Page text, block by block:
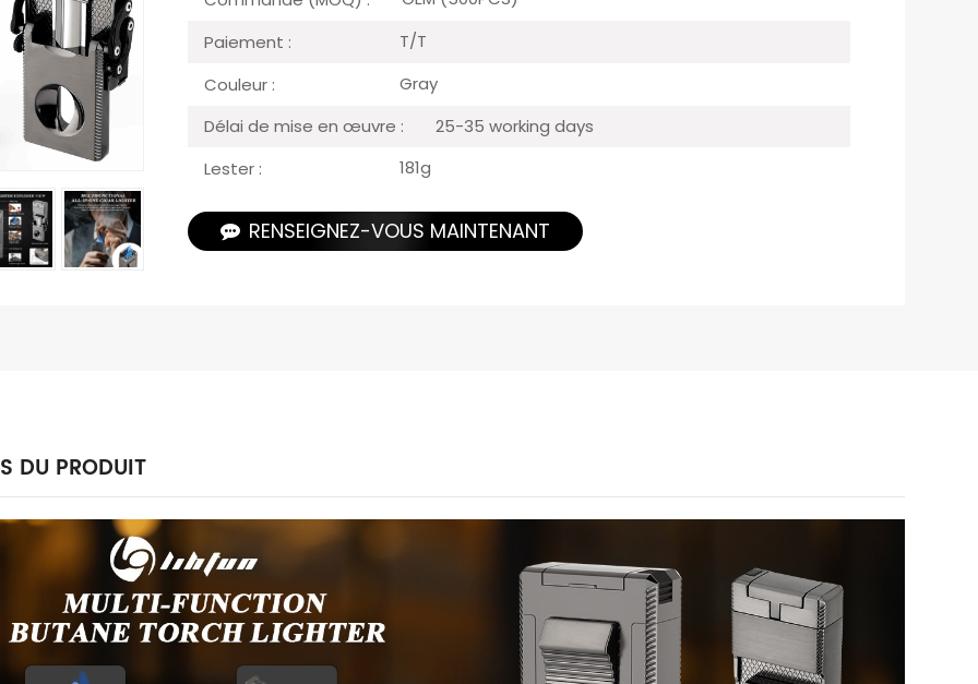
Paiement :
T/T
Couleur :
Gray
Délai de mise en œuvre :
25-35 working days
Lester :
181g
RENSEIGNEZ-VOUS MAINTENANT
DU PRODUIT